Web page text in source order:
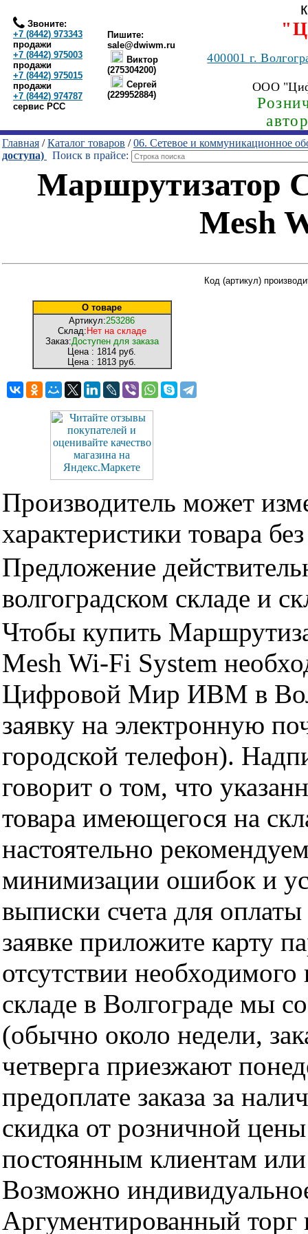
Звоните:
+7 (8442) 973343
продажи
+7 (8442) 975003
продажи
+7 (8442) 975015
продажи
+7 (8442) 974787
сервис РСС
Пишите:
sale@dwiwm.ru
Виктор
(275304200)
Сергей
(229952884)
400001г.
ООО
Главная /Каталог товаров /06. Сетевое и коммуникационное
доступа)
Поиск в прайсе:
Маршрутизатор
Mesh
О товаре
Артикул:253286
Склад: Нет на складе
Заказ:Доступен для заказа
Цена : 1814 руб.
Цена : 1813 руб.
Код (артикул)
Производитель может
характеристики товара
Предложение
волгоградском складе и
Чтобы купить
Mesh Wi-Fi System
Цифровой Мир ИВМ в
заявку на электронную
городской телефон).
говорит о том, что
товара имеющегося на
настоятельно
минимизации ошибок и
выписки счета для
заявке приложите карту
отсутствии
складе в Волгограде мы
(обычно около недели,
четверга приезжают
предоплате заказа за
скидка от розничной
постоянным клиентам
Возможно
Аргументированный торг